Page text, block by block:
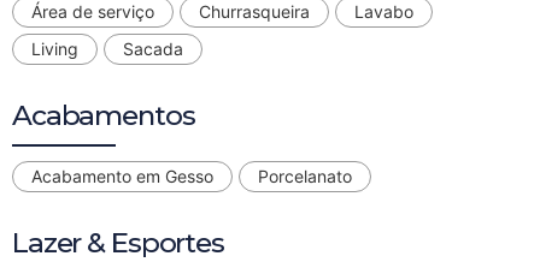
Área de serviço Churrasqueira
Lavabo
Living
Sacada
Acabamentos
Acabamento em Gesso Porcelanato
Lazer & Esportes